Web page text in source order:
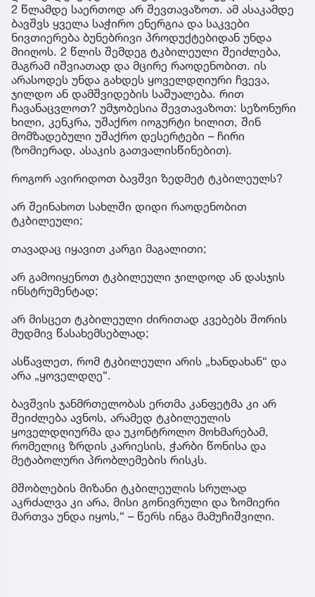
2 წლამდე საერთოდ არ შევთავაზოთ. ამ ასაკამდე
ბავშვს ყველა საჭირო ენერგია და საკვები
ნივთიერება ბუნებრივი პროდუქტებიდან უნდა
მიიღოს. 2 წლის შემდეგ ტკბილეული შეიძლება,
მაგრამ იშვიათად და მცირე რაოდენობით. ის
არასოდეს უნდა გახდეს ყოველდღიური ჩვევა,
ჯილდო ან დამშვიდების საშუალება. რით
ჩავანაცვლოთ? უმჯობესია შევთავაზოთ: სეზონური
ხილი, კენკრა, უშაქრო იოგურტი ხილით, შინ
მომზადებული უშაქრო დესერტები – ჩირი
(ზომიერად, ასაკის გათვალისწინებით).
როგორ ავირიდოთ ბავშვი ზედმეტ ტკბილეულს?
არ შეინახოთ სახლში დიდი რაოდენობით
ტკბილეული;
თავადაც იყავით კარგი მაგალითი;
არ გამოიყენოთ ტკბილეული ჯილდოდ ან დასჯის
ინსტრუმენტად;
არ მისცეთ ტკბილეული ძირითად კვებებს შორის
მუდმივ წასახემსებლად;
ასწავლეთ, რომ ტკბილეული არის „ხანდახან“ და
არა „ყოველდღე“.
ბავშვის ჯანმრთელობას ერთმა კანფეტმა კი არ
შეიძლება ავნოს, არამედ ტკბილეულის
ყოველდღიურმა და უკონტროლო მოხმარებამ,
რომელიც ზრდის კარიესის, ჭარბი წონისა და
მეტაბოლური პრობლემების რისკს.
მშობლების მიზანი ტკბილეულის სრულად
აკრძალვა კი არა, მისი გონივრული და ზომიერი
მართვა უნდა იყოს,“ – წერს ინგა მამუჩიშვილი.